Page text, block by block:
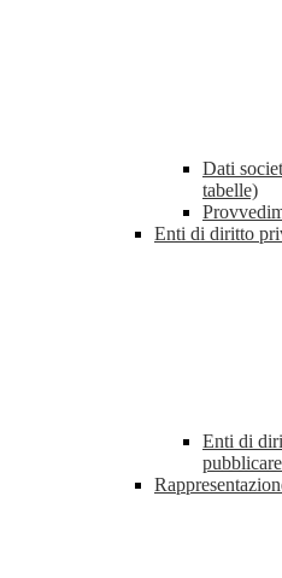
Dati
tabelle)
Enti di diritto
Enti di